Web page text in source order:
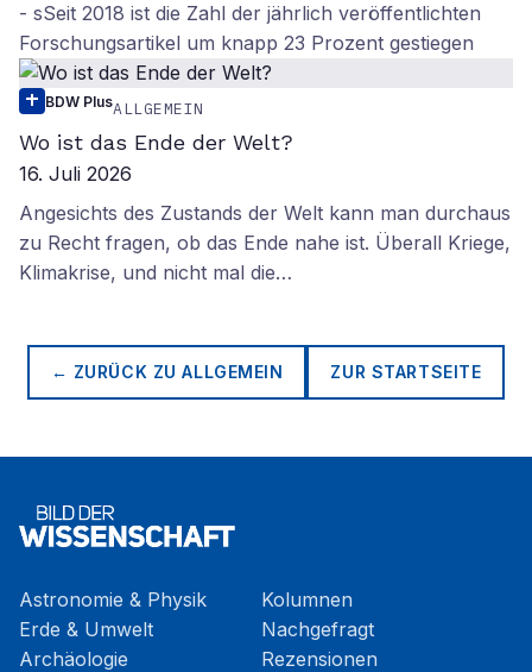
- sSeit 2018 ist die Zahl der jährlich veröffentlichten
Forschungsartikel um knapp 23 Prozent gestiegen
BDW PlusALLGEMEIN
Wo ist das Ende der Welt?
16. Juli 2026
Angesichts des Zustands der Welt kann man durchaus
zu Recht fragen, ob das Ende nahe ist. Überall Kriege,
Klimakrise, und nicht mal die…
← ZURÜCK ZUALLGEMEIN ZUR STARTSEITE
Astronomie & Physik
Erde & Umwelt
Archäologie
Kolumnen
Nachgefragt
Rezensionen